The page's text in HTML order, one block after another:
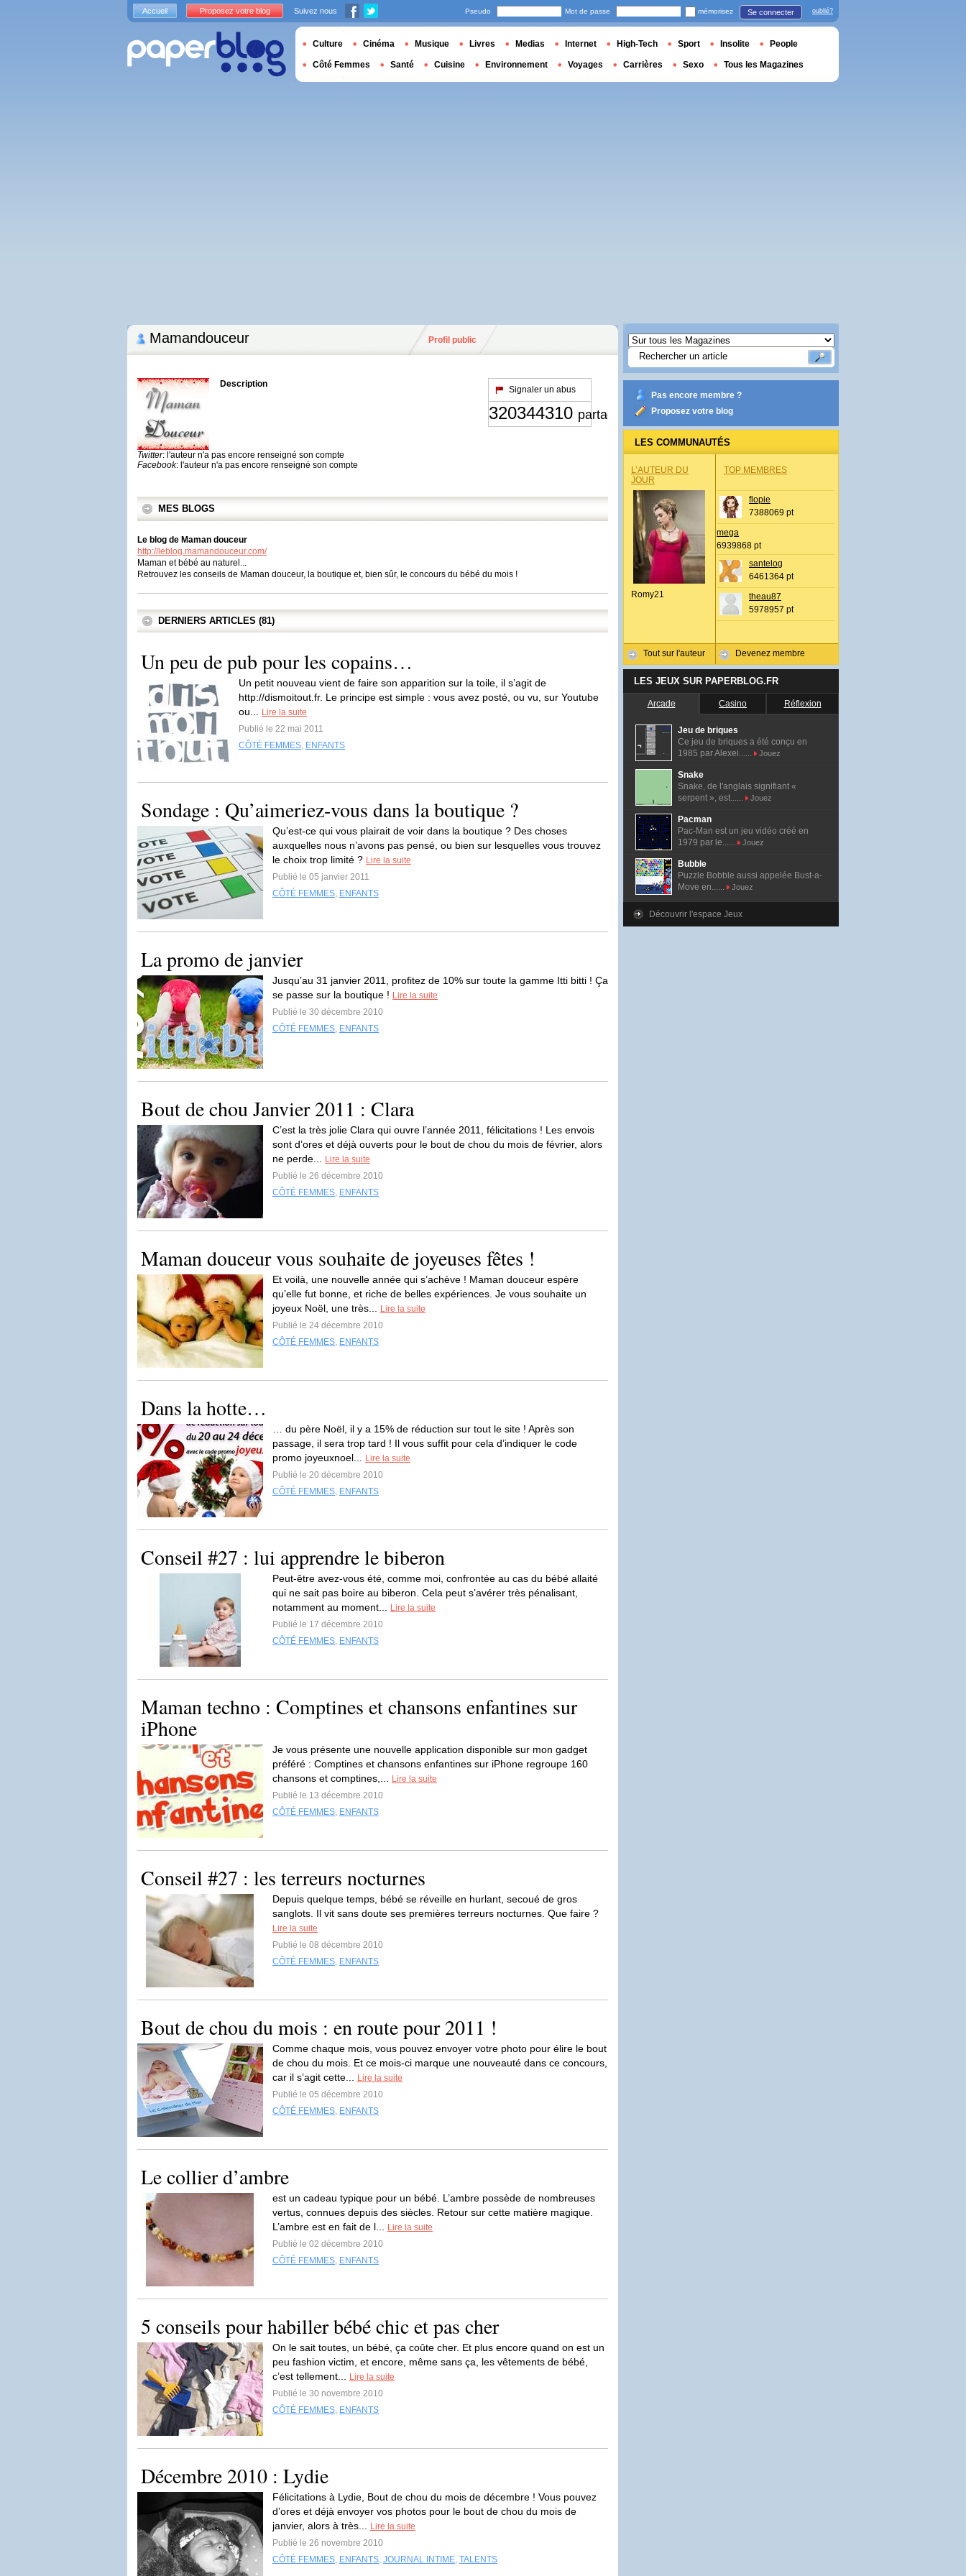
Mamandouceur Profil public
Description
Twitter: l'auteur n'a pas encore renseigné son compte
Facebook: l'auteur n'a pas encore renseigné son compte
Signaler un abus
320344310 partages
MES BLOGS
Le blog de Maman douceur
http://leblog.mamandouceur.com/
Maman et bébé au naturel...
Retrouvez les conseils de Maman douceur, la boutique et, bien sûr, le concours du bébé du mois !
DERNIERS ARTICLES (81)
Un peu de pub pour les copains…
Un petit nouveau vient de faire son apparition sur la toile, il s’agit de
http://dismoitout.fr. Le principe est simple : vous avez posté, ou vu, sur Youtube
ou...
Lire la suite
Publié le 22 mai 2011
CÔTÉ FEMMES, ENFANTS
Sondage : Qu’aimeriez-vous dans la boutique ?
Qu’est-ce qui vous plairait de voir dans la boutique ? Des choses
auxquelles nous n’avons pas pensé, ou bien sur lesquelles vous trouvez
le choix trop limité ? Lire la suite
Publié le 05 janvier 2011
CÔTÉ FEMMES, ENFANTS
La promo de janvier
Jusqu’au 31 janvier 2011, profitez de 10% sur toute la gamme Itti bitti ! Ça
se passe sur la boutique ! Lire la suite
Publié le 30 décembre 2010
CÔTÉ FEMMES, ENFANTS
Bout de chou Janvier 2011 : Clara
C’est la très jolie Clara qui ouvre l’année 2011, félicitations ! Les envois
sont d’ores et déjà ouverts pour le bout de chou du mois de février, alors
ne perde...
Lire la suite
Publié le 26 décembre 2010
CÔTÉ FEMMES, ENFANTS
Maman douceur vous souhaite de joyeuses fêtes !
Et voilà, une nouvelle année qui s’achève ! Maman douceur espère
qu’elle fut bonne, et riche de belles expériences. Je vous souhaite un
joyeux Noël, une très...
Lire la suite
Publié le 24 décembre 2010
CÔTÉ FEMMES, ENFANTS
Dans la hotte…
… du père Noël, il y a 15% de réduction sur tout le site ! Après son
passage, il sera trop tard ! Il vous suffit pour cela d’indiquer le code
promo joyeuxnoel...
Lire la suite
Publié le 20 décembre 2010
CÔTÉ FEMMES, ENFANTS
Conseil #27 : lui apprendre le biberon
Peut-être avez-vous été, comme moi, confrontée au cas du bébé allaité
qui ne sait pas boire au biberon. Cela peut s’avérer très pénalisant,
notamment au moment...
Lire la suite
Publié le 17 décembre 2010
CÔTÉ FEMMES, ENFANTS
Maman techno : Comptines et chansons enfantines sur
iPhone
Je vous présente une nouvelle application disponible sur mon gadget
préféré : Comptines et chansons enfantines sur iPhone regroupe 160
chansons et comptines,...
Lire la suite
Publié le 13 décembre 2010
CÔTÉ FEMMES, ENFANTS
Conseil #27 : les terreurs nocturnes
Depuis quelque temps, bébé se réveille en hurlant, secoué de gros
sanglots. Il vit sans doute ses premières terreurs nocturnes. Que faire ?
Lire la suite
Publié le 08 décembre 2010
CÔTÉ FEMMES, ENFANTS
Bout de chou du mois : en route pour 2011 !
Comme chaque mois, vous pouvez envoyer votre photo pour élire le bout
de chou du mois. Et ce mois-ci marque une nouveauté dans ce concours,
car il s’agit cette...
Lire la suite
Publié le 05 décembre 2010
CÔTÉ FEMMES, ENFANTS
Le collier d’ambre
est un cadeau typique pour un bébé. L’ambre possède de nombreuses
vertus, connues depuis des siècles. Retour sur cette matière magique.
L’ambre est en fait de l...
Lire la suite
Publié le 02 décembre 2010
CÔTÉ FEMMES, ENFANTS
5 conseils pour habiller bébé chic et pas cher
On le sait toutes, un bébé, ça coûte cher. Et plus encore quand on est un
peu fashion victim, et encore, même sans ça, les vêtements de bébé,
c’est tellement...
Lire la suite
Publié le 30 novembre 2010
CÔTÉ FEMMES, ENFANTS
Décembre 2010 : Lydie
Félicitations à Lydie, Bout de chou du mois de décembre ! Vous pouvez
d’ores et déjà envoyer vos photos pour le bout de chou du mois de
janvier, alors à très...
Lire la suite
Publié le 26 novembre 2010
CÔTÉ FEMMES, ENFANTS, JOURNAL INTIME, TALENTS
Pas encore membre ?
Proposez votre blog
LES COMMUNAUTÉS
L’AUTEUR DU
JOUR
Romy21
Tout sur l'auteur
TOP MEMBRES
flopie
7388069 pt
mega
6939868 pt
santelog
6461364 pt
theau87
5978957 pt
Devenez membre
LES JEUX SUR PAPERBLOG.FR
Arcade Casino Réflexion
Jeu de briques
Ce jeu de briques a été conçu en
1985 par Alexei......
Jouez
Snake
Snake, de l'anglais signifiant «
serpent », est......
Jouez
Pacman
Pac-Man est un jeu vidéo créé en
1979 par le......
Jouez
Bubble
Puzzle Bobble aussi appelée Bust-a-
Move en......
Jouez
Découvrir l'espace Jeux
Accueil Proposez votre blog Suivez nous Pseudo Mot de passe mémorisez Se connecter oublié?
Culture Cinéma Musique Livres Medias Internet High-Tech Sport Insolite People
Côté Femmes Santé Cuisine Environnement Voyages Carrières Sexo Tous les Magazines